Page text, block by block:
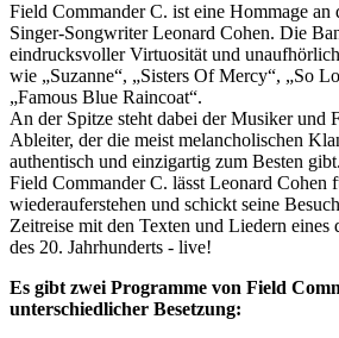
Field Commander C. ist eine Hommage an
Singer-Songwriter Leonard Cohen. Die
eindrucksvoller Virtuosität und
wie „Suzanne“, „Sisters Of Mercy“, „So
„Famous Blue Raincoat“.
An der Spitze steht dabei der Musiker und
Ableiter, der die meist melancholischen
authentisch und einzigartig zum Besten gibt.
Field Commander C. lässt Leonard Cohen
wiederauferstehen und schickt seine
Zeitreise mit den Texten und Liedern eines
des 20. Jahrhunderts - live!
Es gibt zwei Programme von Field
unterschiedlicher Besetzung: